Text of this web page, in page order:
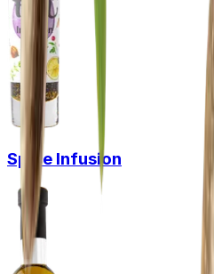
Spice Infusion